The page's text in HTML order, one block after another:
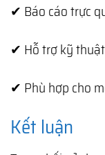
✔ Báo cáo trực
✔ Hỗ trợ kỹ
✔ Phù hợp cho
Kết luận